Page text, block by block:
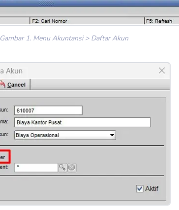
Gambar 1. Menu Akuntansi > Daftar Akun